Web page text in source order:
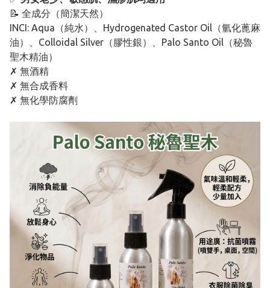
📝 全成分（簡潔天然）
INCI: Aqua（純水）、Hydrogenated Castor Oil（氫化蓖麻
油）、Colloidal Silver（膠性銀）、Palo Santo Oil（秘魯
聖木精油）
✗ 無酒精
✗ 無合成香料
✗ 無化學防腐劑